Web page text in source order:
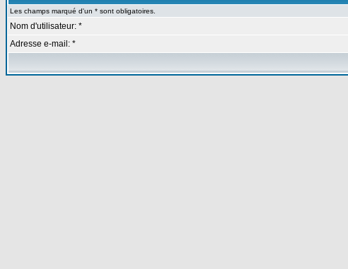
Les champs marqué d'un * sont obligatoires.
Nom d'utilisateur: *
Adresse e-mail: *